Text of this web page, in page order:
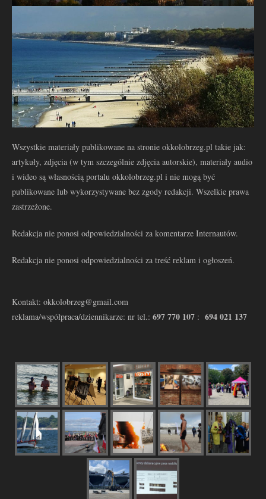
Wszystkie materiały publikowane na stronie okkolobrzeg.pl takie jak:
artykuły, zdjęcia (w tym szczególnie zdjęcia autorskie), materiały audio
i wideo są własnością portalu okkolobrzeg.pl i nie mogą być
publikowane lub wykorzystywane bez zgody redakcji. Wszelkie prawa
zastrzeżone.
Redakcja nie ponosi odpowiedzialności za komentarze Internautów.
Redakcja nie ponosi odpowiedzialności za treść reklam i ogłoszeń.
Kontakt: okkolobrzeg@gmail.com
reklama/współpraca/dziennikarze: nr tel.: 697 770 107 : 694 021 137